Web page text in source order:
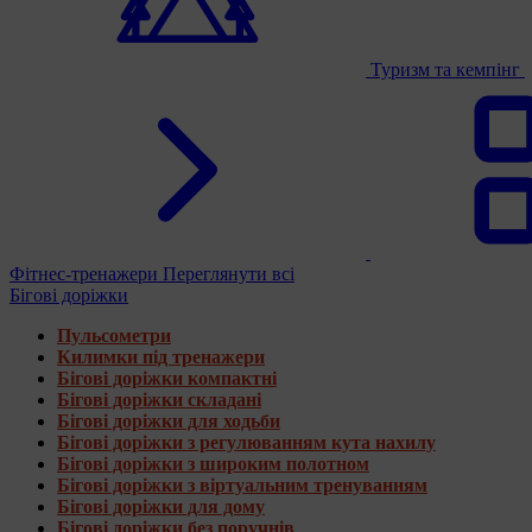
Туризм та кемпінг
Фітнес-тренажери Переглянути всі
Бігові доріжки
Пульсометри
Килимки під тренажери
Бігові доріжки компактні
Бігові доріжки складані
Бігові доріжки для ходьби
Бігові доріжки з регулюванням кута нахилу
Бігові доріжки з широким полотном
Бігові доріжки з віртуальним тренуванням
Бігові доріжки для дому
Бігові доріжки без поручнів